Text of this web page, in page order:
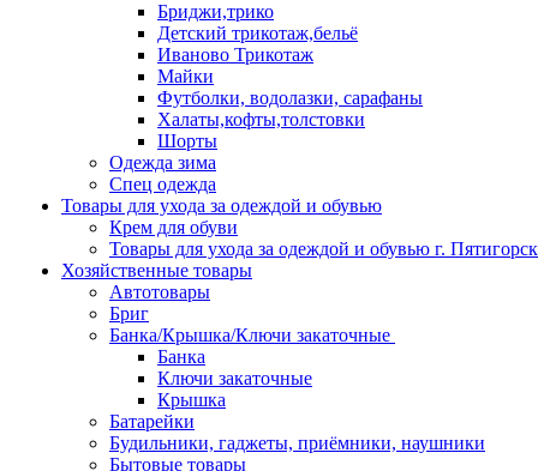
Бриджи,трико
Детский трикотаж,бельё
Иваново Трикотаж
Майки
Футболки, водолазки, сарафаны
Халаты,кофты,толстовки
Шорты
Одежда зима
Спец одежда
Товары для ухода за одеждой и обувью
Крем для обуви
Товары для ухода за одеждой и обувью г. Пятигорск
Хозяйственные товары
Автотовары
Бриг
Банка/Крышка/Ключи закаточные
Банка
Ключи закаточные
Крышка
Батарейки
Будильники, гаджеты, приёмники, наушники
Бытовые товары